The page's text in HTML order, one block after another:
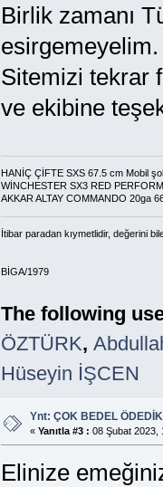
Birlik zamanı
esirgemeyelim.
Sitemizi tekrar
ve ekibine
HANİÇ ÇİFTE SXS 67.5 cm Mobil
WİNCHESTER SX3 RED
AKKAR ALTAY COMMANDO 20ga
İtibar paradan kıymetlidir, değerini
BİGA/1979
The following
ÖZTÜRK,
Hüseyin İŞCEN
Ynt: ÇOK BEDEL
« Yanıtla #3 : 08 Şubat 2023,
Elinize